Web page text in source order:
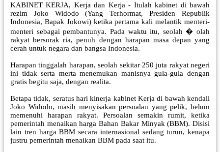
KABINET KERJA, Kerja dan Kerja - Itulah kabinet di bawah
rezim Joko Widodo (Yang Terhormat, Presiden Republik
Indonesia, Bapak Jokowi) ketika pertama kali melantik menteri-
menteri sebagai pembantunya. Pada waktu itu, seolah � olah
rakyat bersorak ria, penuh dengan harapan masa depan yang
cerah untuk negara dan bangsa Indonesia.
Harapan tinggalah harapan, seolah sekitar 250 juta rakyat negeri
ini tidak serta merta menemukan manisnya gula-gula dengan
gratis begitu saja, dengan realita.
Betapa tidak, seratus hari kinerja kabinet Kerja di bawah kendali
Joko Widodo, masih menyisakan persoalan yang pelik, belum
memenuhi harapan rakyat. Persoalan semakin rumit, ketika
pemerintah menaikan harga Bahan Bakar Minyak (BBM). Disisi
lain tren harga BBM secara internasional sedang turun, kenapa
justru pemerintah menaikan BBM pada saat itu.